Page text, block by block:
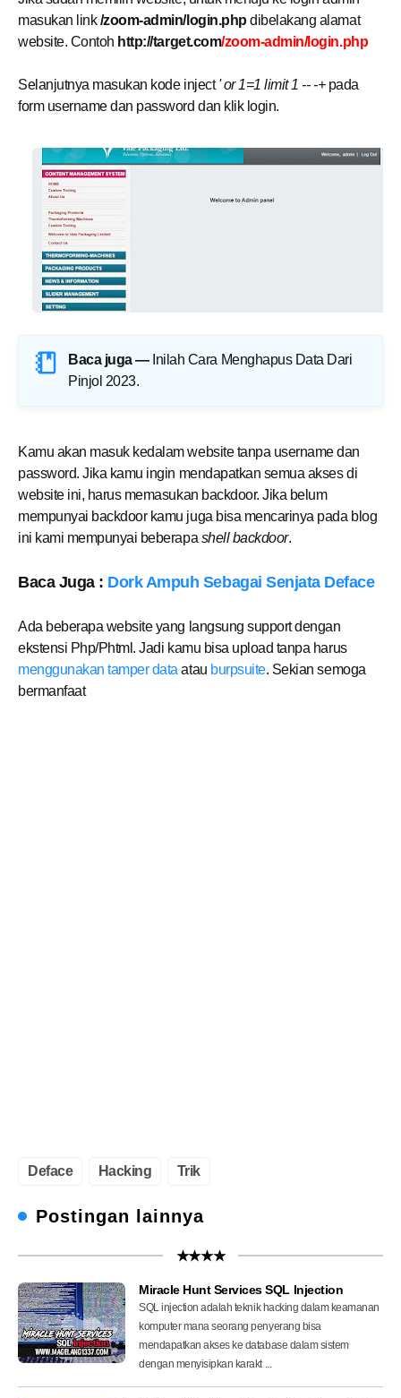
masukan link/zoom-admin/login.phpdibelakang alamat
website. Contoh http://target.com/zoom-admin/login.php
Selanjutnya masukan kode inject' or 1=1 limit 1 -- -+pada
form username dan password dan klik login.
Baca juga — Inilah Cara Menghapus Data Dari
Pinjol 2023.
Kamu akan masuk kedalam website tanpa username dan
password. Jika kamu ingin mendapatkan semua akses di
website ini, harus memasukan backdoor. Jika belum
mempunyai backdoor kamu juga bisa mencarinya pada blog
ini kami mempunyai beberapa shell backdoor.
Baca Juga : Dork Ampuh Sebagai Senjata Deface
Ada beberapa website yang langsung support dengan
ekstensi Php/Phtml. Jadi kamu bisa upload tanpa harus
menggunakan tamper data atau burpsuite. Sekian semoga
bermanfaat
Deface Hacking Trik
Postingan lainnya
★★★★
Miracle Hunt Services SQL Injection
SQL injection adalah teknik hacking dalam keamanan
komputer mana seorang penyerang bisa
mendapatkan akses ke database dalam sistem
dengan menyisipkan karakt ...